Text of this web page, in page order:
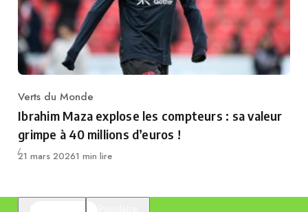
Category
Verts du Monde
Ibrahim Maza explose les compteurs : sa valeur
grimpe à 40 millions d’euros !
Publié
21 mars 20261 min lire